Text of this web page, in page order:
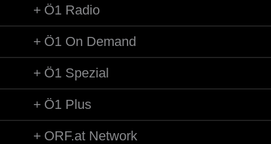
Ö1 Radio
Ö1 On Demand
Ö1 Spezial
Ö1 Plus
ORF.at Network